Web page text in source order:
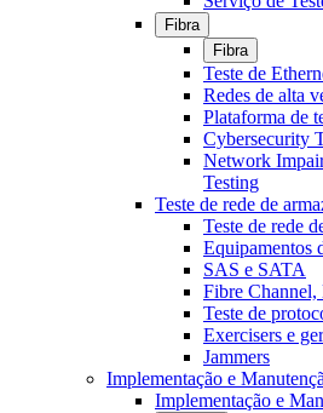
Fibra
Fibra
Teste de
Redes de alta
Plataforma de
Cybersecurity
Network
Testing
Teste de rede de
Teste de rede
Equipamentos
SAS e SATA
Fibre
Teste de
Exercisers e
Jammers
Implementação e
Implementação e